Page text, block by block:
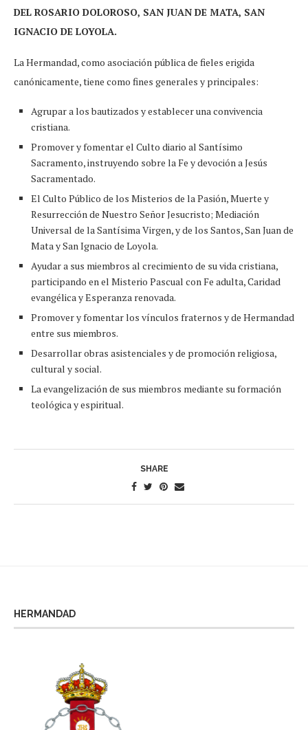
DEL ROSARIO DOLOROSO, SAN JUAN DE MATA, SAN
IGNACIO DE LOYOLA.
La Hermandad, como asociación pública de fieles erigida
canónicamente, tiene como fines generales y principales:
Agrupar a los bautizados y establecer una convivencia
cristiana.
Promover y fomentar el Culto diario al Santísimo
Sacramento, instruyendo sobre la Fe y devoción a Jesús
Sacramentado.
El Culto Público de los Misterios de la Pasión, Muerte y
Resurrección de Nuestro Señor Jesucristo; Mediación
Universal de la Santísima Virgen, y de los Santos, San Juan de
Mata y San Ignacio de Loyola.
Ayudar a sus miembros al crecimiento de su vida cristiana,
participando en el Misterio Pascual con Fe adulta, Caridad
evangélica y Esperanza renovada.
Promover y fomentar los vínculos fraternos y de Hermandad
entre sus miembros.
Desarrollar obras asistenciales y de promoción religiosa,
cultural y social.
La evangelización de sus miembros mediante su formación
teológica y espiritual.
SHARE
HERMANDAD